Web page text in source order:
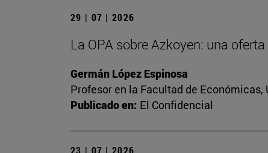
29 | 07 | 2026
La OPA sobre Azkoyen: una
Germán López Espinosa
Profesor en la Facultad de Económicas,
Publicado en: El Confidencial
23 | 07 | 2026